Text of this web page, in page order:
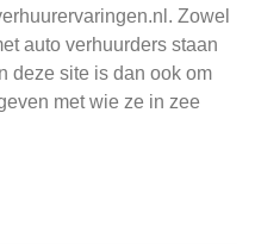
Zowel
auto verhuurders staan
deze site is dan ook om
met wie ze in zee